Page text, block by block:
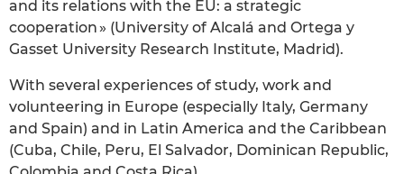
and its relations with the EU: a strategic
cooperation » (University of Alcalá and Ortega y
Gasset University Research Institute, Madrid).
With several experiences of study, work and
volunteering in Europe (especially Italy, Germany
and Spain) and in Latin America and the Caribbean
(Cuba, Chile, Peru, El Salvador, Dominican Republic,